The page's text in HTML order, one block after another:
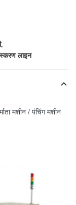
,
लाइन
मशीन / पंचिंग मशीन